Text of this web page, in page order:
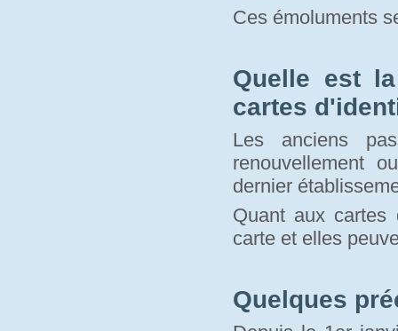
Ces émoluments
Quelle est
cartes
Les anciens
renouvellement
dernier
Quant aux
carte et elles
Quelques